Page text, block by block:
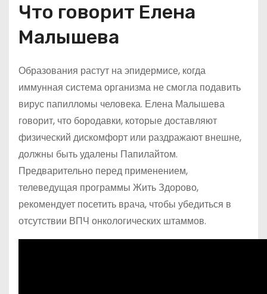
Что говорит Елена
Малышева
Образования растут на эпидермисе, когда
иммунная система организма не смогла подавить
вирус папилломы человека. Елена Малышева
говорит, что бородавки, которые доставляют
физический дискомфорт или раздражают внешне,
должны быть удалены Папилайтом.
Предварительно перед применением,
телеведущая программы Жить Здорово,
рекомендует посетить врача, чтобы убедиться в
отсутствии ВПЧ онкологических штаммов.